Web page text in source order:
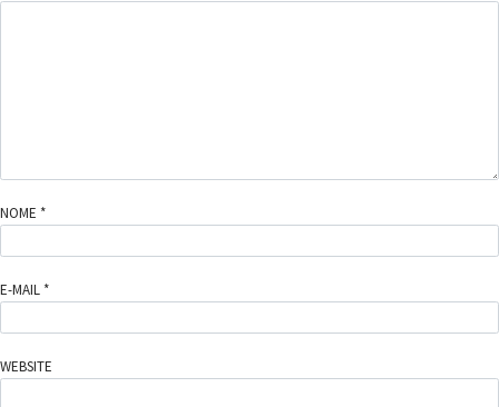
NOME *
E-MAIL *
WEBSITE